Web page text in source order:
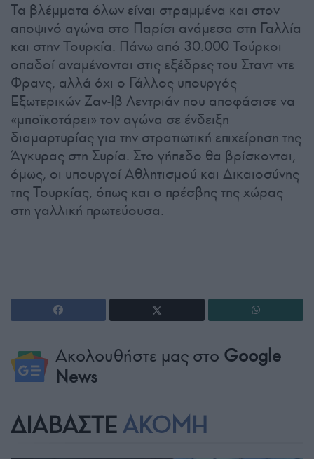
Τα βλέμματα όλων είναι στραμμένα και στον
αποψινό αγώνα στο Παρίσι ανάμεσα στη Γαλλία
και στην Τουρκία. Πάνω από 30.000 Τούρκοι
οπαδοί αναμένονται στις εξέδρες του Σταντ ντε
Φρανς, αλλά όχι ο Γάλλος υπουργός
Εξωτερικών Ζαν-Ιβ Λεντριάν που αποφάσισε να
«μποϊκοτάρει» τον αγώνα σε ένδειξη
διαμαρτυρίας για την στρατιωτική επιχείρηση της
Άγκυρας στη Συρία. Στο γήπεδο θα βρίσκονται,
όμως, οι υπουργοί Αθλητισμού και Δικαιοσύνης
της Τουρκίας, όπως και ο πρέσβης της χώρας
στη γαλλική πρωτεύουσα.
Ακολουθήστε μας στο Google
News
ΔΙΑΒΑΣΤΕ ΑΚΟΜΗ